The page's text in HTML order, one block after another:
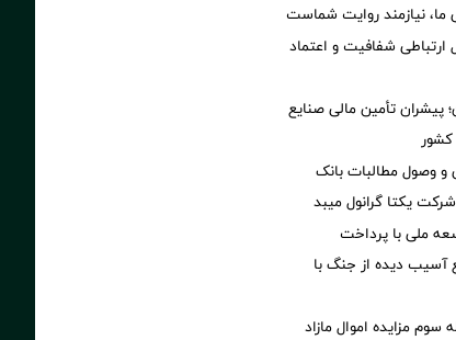
ما، نیازمند روایت شماست
ارتباطی شفافیت و اعتماد
تأمین مالی صنایع
کشور
و وصول مطالبات بانک
یکتا گرانول میبد
ملی با پرداخت
آسیب دیده از جنگ با
مزایده اموال مازاد